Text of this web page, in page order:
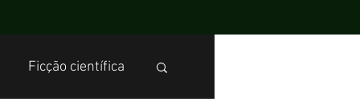
Ficção científica